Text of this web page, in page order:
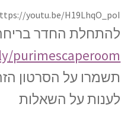
youtu.be/H19LhqO_poI
להתחלת החדר
purimescaperoom
תשמרו על הסרטון
לענות על השאלות